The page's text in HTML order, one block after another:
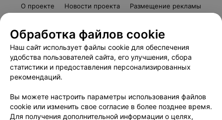
О проекте Новости проекта
Размещение рекламы
Пользовательское соглашение
Способы оплаты
Вакансии
Партнеры
Написать руководителю 103.by
Обработка персональных данных
Обработка файлов cookie
Наш сайт использует файлы cookie для обеспечения
удобства пользователей сайта, его улучшения, сбора
статистики и предоставления персонализированных
рекомендаций.
Вы можете настроить параметры использования файлов
cookie или изменить свое согласие в более позднее время.
Для получения дополнительной информации о целях,